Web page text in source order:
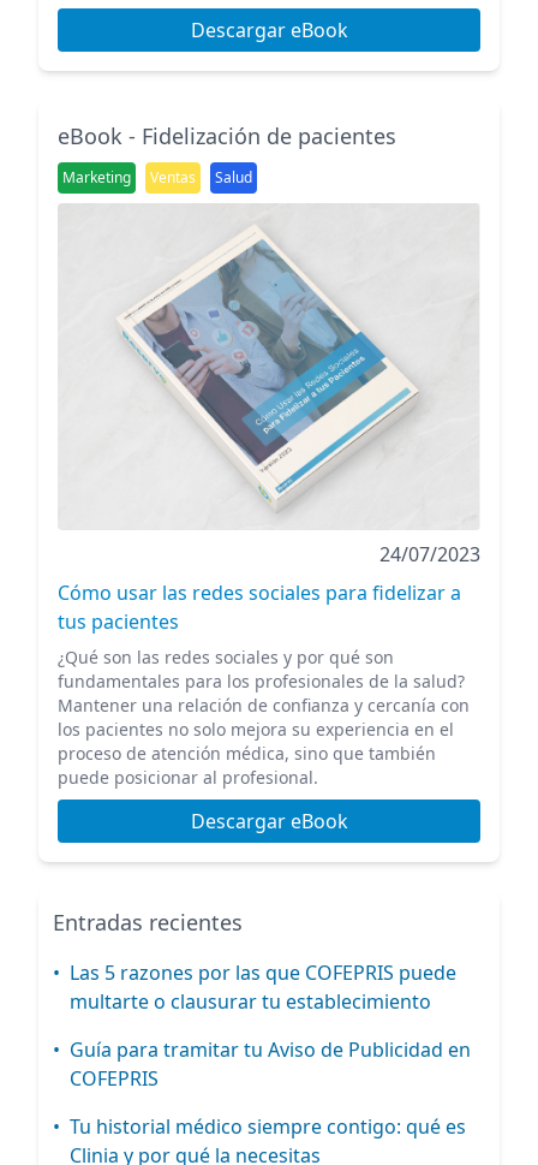
Descargar eBook
eBook - Fidelización de pacientes
Marketing Ventas Salud
24/07/2023
Cómo usar las redes sociales para fidelizar a
tus pacientes
¿Qué son las redes sociales y por qué son
fundamentales para los profesionales de la salud?
Mantener una relación de confianza y cercanía con
los pacientes no solo mejora su experiencia en el
proceso de atención médica, sino que también
puede posicionar al profesional.
Descargar eBook
Entradas recientes
• Las 5 razones por las que COFEPRIS puede
multarte o clausurar tu establecimiento
• Guía para tramitar tu Aviso de Publicidad en
COFEPRIS
• Tu historial médico siempre contigo: qué es
Clinia y por qué la necesitas